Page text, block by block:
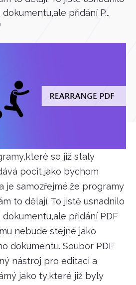
přidání P...
se již staly
pocit,jako bychom
je samozřejmé,že programy
to dělají. To jistě usnadnilo
přidání PDF
nebude stejné jako
dokumentu. Soubor PDF
nástroj pro editaci a
jako ty,které již byly